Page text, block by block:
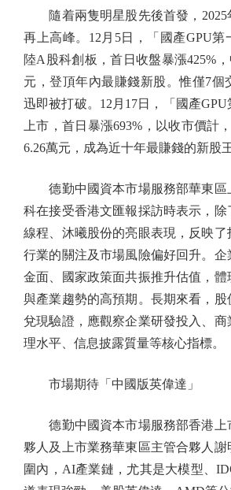
隨着兩隻明星股先後首發，2025
再上高峰。12月5日，「國產GPU第
陸A股科創板，首日收盤暴漲425%
元，登頂年內最賺錢新股。惟僅7個
迅即被打破。12月17日，「國產
上市，首日暴漲693%，以收市價計
6.26萬元，成為近十年最賺錢的新股王
德勤中國資本市場服務部華東區
科在接受香港文匯報採訪時表示，除
線程、沐曦股份的亮眼表現，反映
行業的關注及市場風險偏好回升。企
金面、國家政策面共振推升估值，
與產業趨勢的高預期。長期來看，股
兌現驗證，應觀察企業研發投入、
理水平、信息披露質量等核心指標。
市場期待「中國版英偉達」
德勤中國資本市場服務部香港上
夥人及上市業務華東區主管合夥人謝
圍內，AI產業鏈，尤其是大模型、